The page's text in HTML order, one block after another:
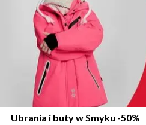
Ubrania i buty w Smyku -50%